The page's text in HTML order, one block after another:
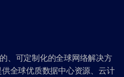
、可定制化的全球网络解决方
全球优质数据中心资源、云计